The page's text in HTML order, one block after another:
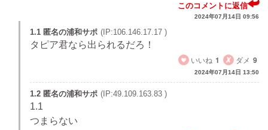
このコメントに返信
2024年07月14日 09:56
1.1 匿名の浦和サポ (IP:106.146.17.17 )
タピア君なら出られるだろ！
いいね 1 ダメ 9
2024年07月14日 13:50
1.2 匿名の浦和サポ (IP:49.109.163.83 )
1.1
つまらない